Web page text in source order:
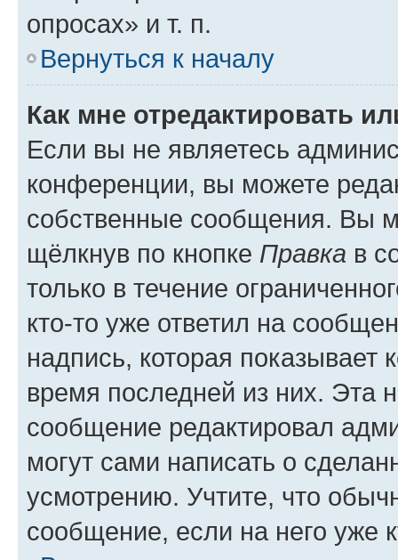
опросах» и т. п.
Вернуться к началу
Как мне отредактировать
Если вы не являетесь
конференции, вы можете
собственные сообщения. Вы
щёлкнув по кнопке Правка в
только в течение
кто-то уже ответил на
надпись, которая показывает
время последней из них. Эта
сообщение редактировал
могут сами написать о
усмотрению. Учтите, что
сообщение, если на него уже